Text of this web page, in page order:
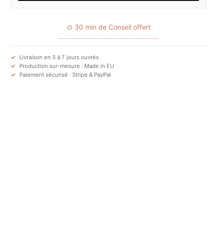
⊙ 30 min de Conseil offert
Livraison en 5 à 7 jours ouvrés
Production sur-mesure · Made in EU
Paiement sécurisé · Stripe & PayPal